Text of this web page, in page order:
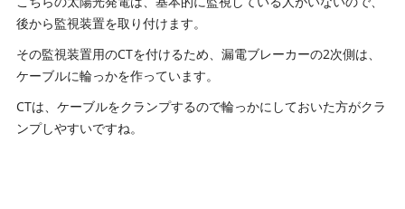
後から監視装置を取り付けます。
その監視装置用のCTを付けるため、漏電ブレーカーの2次側は、
ケーブルに輪っかを作っています。
CTは、ケーブルをクランプするので輪っかにしておいた方がクラ
ンプしやすいですね。